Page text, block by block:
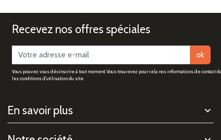
Recevez nos offres spéciales
ok
Vous pouvez vous désinscrire à tout moment. Vous trouverez pour cela nos informations de contact
les conditions d'utilisation du site.
En savoir plus